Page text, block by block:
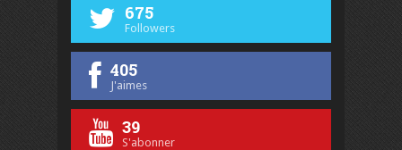
675
Followers
405
J'aimes
39
S'abonner